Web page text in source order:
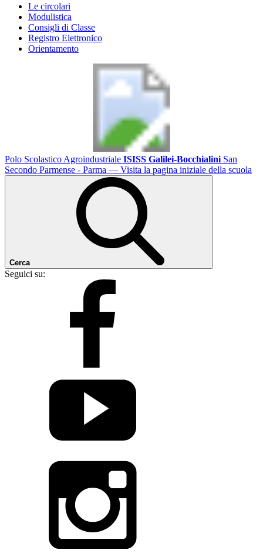
Le circolari
Modulistica
Consigli di Classe
Registro Elettronico
Orientamento
Polo Scolastico Agroindustriale ISISS Galilei-Bocchialini San
Secondo Parmense - Parma — Visita la pagina iniziale della scuola
Cerca
Seguici su: